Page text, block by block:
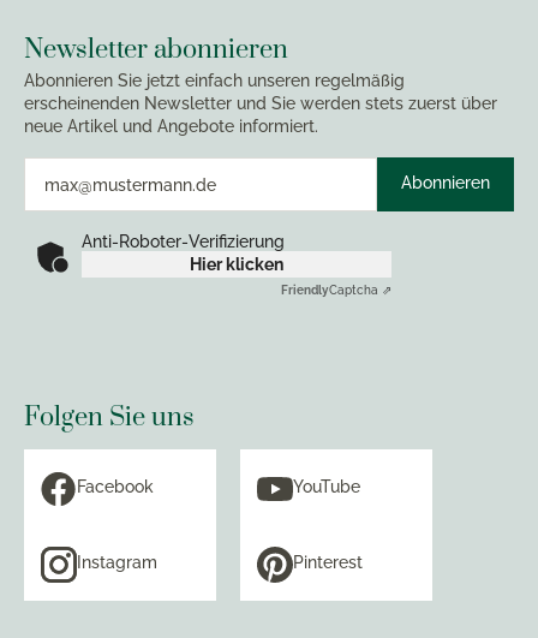
Newsletter abonnieren
Abonnieren Sie jetzt einfach unseren regelmäßig
erscheinenden Newsletter und Sie werden stets zuerst über
neue Artikel und Angebote informiert.
Abonnieren
Anti-Roboter-Verifizierung
Hier klicken
FriendlyCaptcha ⇗
Folgen Sie uns
Facebook YouTube
Instagram Pinterest